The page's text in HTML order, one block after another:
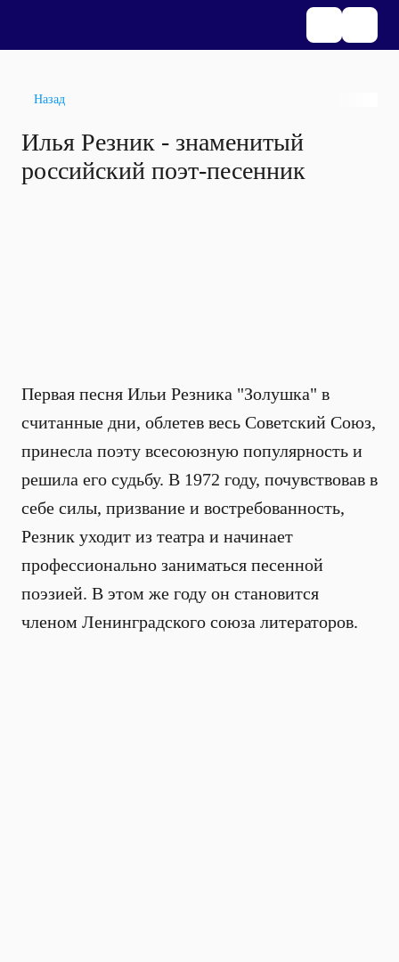
Назад
Илья Резник - знаменитый
российский поэт-песенник
Первая песня Ильи Резника "Золушка" в
считанные дни, облетев весь Советский Союз,
принесла поэту всесоюзную популярность и
решила его судьбу. В 1972 году, почувствовав в
себе силы, призвание и востребованность,
Резник уходит из театра и начинает
профессионально заниматься песенной
поэзией. В этом же году он становится
членом Ленинградского союза литераторов.